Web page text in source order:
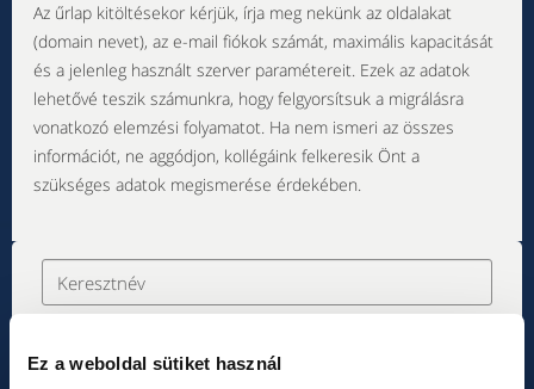
Ez a weboldal sütiket használ
Az űrlap kitöltésekor kérjük, írja meg nekünk az oldalakat
(domain nevet), az e-mail fiókok számát, maximális kapacitását
és a jelenleg használt szerver paramétereit. Ezek az adatok
lehetővé teszik számunkra, hogy felgyorsítsuk a migrálásra
vonatkozó elemzési folyamatot. Ha nem ismeri az összes
információt, ne aggódjon, kollégáink felkeresik Önt a
szükséges adatok megismerése érdekében.